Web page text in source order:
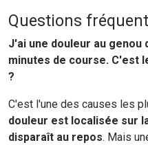
Questions
J'ai une douleur au
minutes de course. C'est
?
C'est l'une des causes les
douleur est localisée sur
disparaît au repos. Mais